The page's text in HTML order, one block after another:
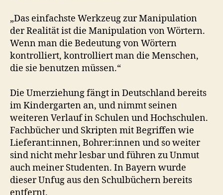
„Das einfachste Werkzeug zur Manipulation
der Realität ist die Manipulation von Wörtern.
Wenn man die Bedeutung von Wörtern
kontrolliert, kontrolliert man die Menschen,
die sie benutzen müssen.“
Die Umerziehung fängt in Deutschland bereits
im Kindergarten an, und nimmt seinen
weiteren Verlauf in Schulen und Hochschulen.
Fachbücher und Skripten mit Begriffen wie
Lieferant:innen, Bohrer:innen und so weiter
sind nicht mehr lesbar und führen zu Unmut
auch meiner Studenten. In Bayern wurde
dieser Unfug aus den Schulbüchern bereits
entfernt.